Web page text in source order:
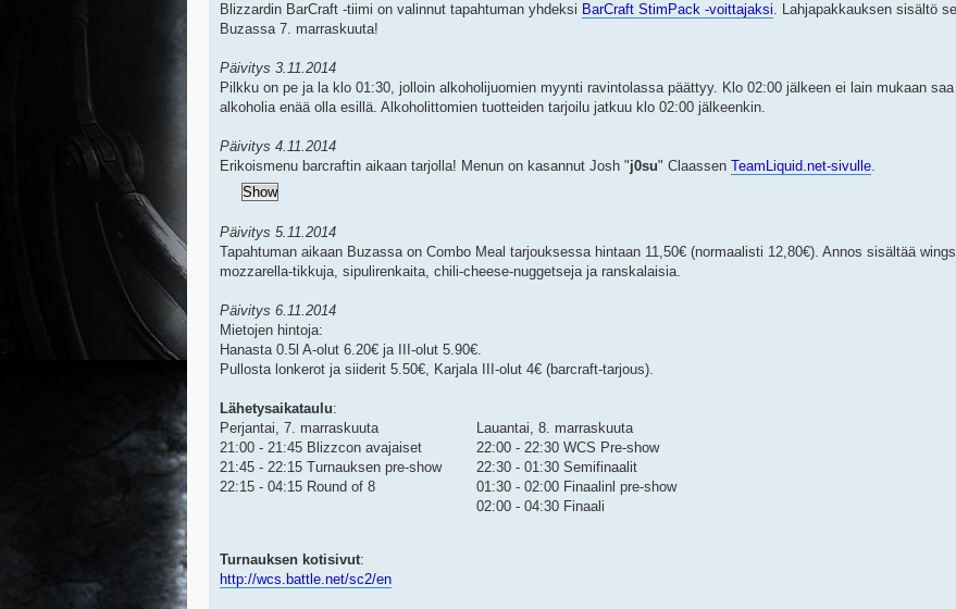
Blizzardin BarCraft -tiimi on valinnut tapahtuman yhdeksi BarCraft StimPack -voittajaksi. Lahjapakkauksen sisältö
Buzassa 7. marraskuuta!
Päivitys 3.11.2014
Pilkku on pe ja la klo 01:30, jolloin alkoholijuomien myynti ravintolassa päättyy. Klo 02:00 jälkeen ei lain mukaan saa
alkoholia enää olla esillä. Alkoholittomien tuotteiden tarjoilu jatkuu klo 02:00 jälkeenkin.
Päivitys 4.11.2014
Erikoismenu barcraftin aikaan tarjolla! Menun on kasannut Josh "j0su" Claassen TeamLiquid.net-sivulle.
Päivitys 5.11.2014
Tapahtuman aikaan Buzassa on Combo Meal tarjouksessa hintaan 11,50€ (normaalisti 12,80€). Annos sisältää
mozzarella-tikkuja, sipulirenkaita, chili-cheese-nuggetseja ja ranskalaisia.
Päivitys 6.11.2014
Mietojen hintoja:
Hanasta 0.5l A-olut 6.20€ ja III-olut 5.90€.
Pullosta lonkerot ja siiderit 5.50€, Karjala III-olut 4€ (barcraft-tarjous).
Lähetysaikataulu:
Perjantai, 7. marraskuuta
21:00 - 21:45 Blizzcon avajaiset
21:45 - 22:15 Turnauksen pre-show
22:15 - 04:15 Round of 8
Lauantai, 8. marraskuuta
22:00 - 22:30 WCS Pre-show
22:30 - 01:30 Semifinaalit
01:30 - 02:00 Finaalinl pre-show
02:00 - 04:30 Finaali
Turnauksen kotisivut:
http://wcs.battle.net/sc2/en